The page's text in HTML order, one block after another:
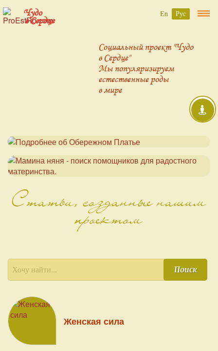
Чудо
в Сердце
Социальный проект "Чудо
в Сердце"
Мы популяризируем
естественные роды
в мире
Статьи, созданные нашим
проектом
Поиск
Женская сила
En Рус